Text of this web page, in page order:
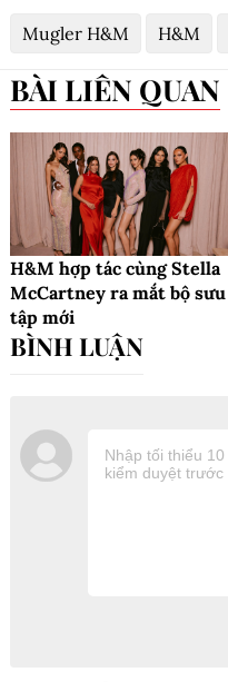
Mugler H&M H&M
BÀI LIÊN QUAN
H&M hợp tác cùng Stella
McCartney ra mắt bộ sưu
tập mới